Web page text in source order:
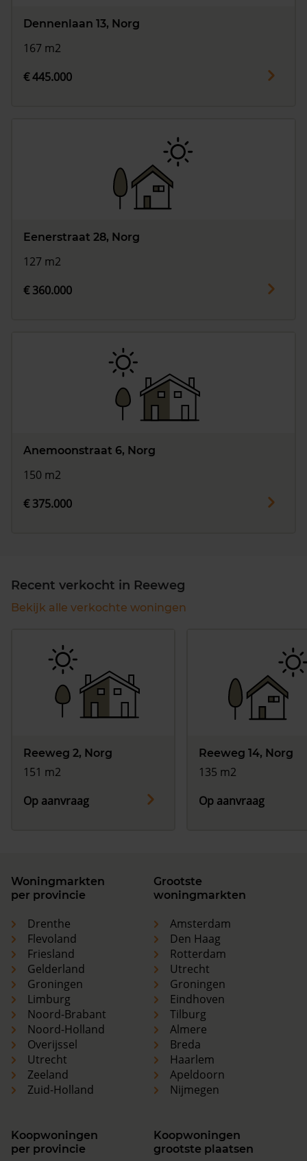
Dennenlaan 13, Norg
167 m2
€ 445.000
Eenerstraat 28, Norg
127 m2
€ 360.000
Anemoonstraat 6, Norg
150 m2
€ 375.000
Recent verkocht in Reeweg
Bekijk alle verkochte woningen
Reeweg 2, Norg
151 m2
Op aanvraag
Reeweg 14, Norg
135 m2
Op aanvraag
Woningmarkten
per provincie
Drenthe
Flevoland
Friesland
Gelderland
Groningen
Limburg
Noord-Brabant
Noord-Holland
Overijssel
Utrecht
Zeeland
Zuid-Holland
Grootste
woningmarkten
Amsterdam
Den Haag
Rotterdam
Utrecht
Groningen
Eindhoven
Tilburg
Almere
Breda
Haarlem
Apeldoorn
Nijmegen
Koopwoningen
per provincie
Koopwoningen
grootste plaatsen